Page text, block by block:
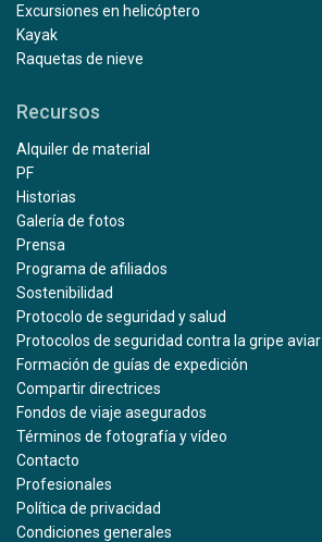
Excursiones en helicóptero
Kayak
Raquetas de nieve
Recursos
Alquiler de material
PF
Historias
Galería de fotos
Prensa
Programa de afiliados
Sostenibilidad
Protocolo de seguridad y salud
Protocolos de seguridad contra la gripe aviar
Formación de guías de expedición
Compartir directrices
Fondos de viaje asegurados
Términos de fotografía y vídeo
Contacto
Profesionales
Política de privacidad
Condiciones generales